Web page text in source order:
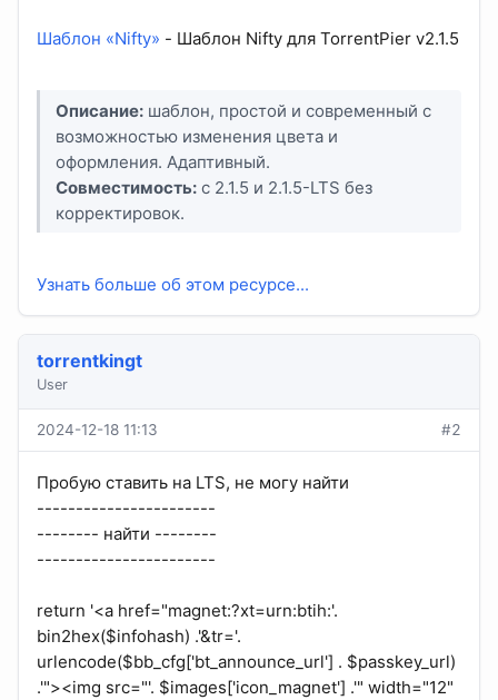
Шаблон «Nifty» - Шаблон Nifty для TorrentPier v2.1.5
Описание: шаблон, простой и современный с
возможностью изменения цвета и
оформления. Адаптивный.
Совместимость: с 2.1.5 и 2.1.5-LTS без
корректировок.
Узнать больше об этом ресурсе...
torrentkingt
User
2024-12-18 11:13 #2
Пробую ставить на LTS, не могу найти
-----------------------
-------- найти --------
-----------------------
return '<a href="magnet:?xt=urn:btih:'.
bin2hex($infohash) .'&tr='.
urlencode($bb_cfg['bt_announce_url'] . $passkey_url)
.'"><img src="'. $images['icon_magnet'] .'" width="12"